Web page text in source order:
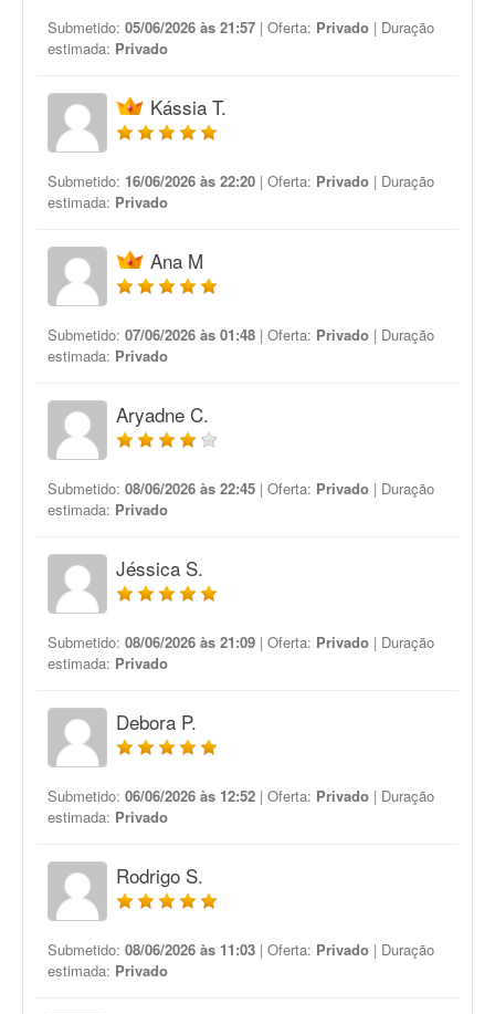
Submetido: 05/06/2026 às 21:57 | Oferta: Privado | Duração
estimada: Privado
Kássia T.
Submetido: 16/06/2026 às 22:20 | Oferta: Privado | Duração
estimada: Privado
Ana M
Submetido: 07/06/2026 às 01:48 | Oferta: Privado | Duração
estimada: Privado
Aryadne C.
Submetido: 08/06/2026 às 22:45 | Oferta: Privado | Duração
estimada: Privado
Jéssica S.
Submetido: 08/06/2026 às 21:09 | Oferta: Privado | Duração
estimada: Privado
Debora P.
Submetido: 06/06/2026 às 12:52 | Oferta: Privado | Duração
estimada: Privado
Rodrigo S.
Submetido: 08/06/2026 às 11:03 | Oferta: Privado | Duração
estimada: Privado